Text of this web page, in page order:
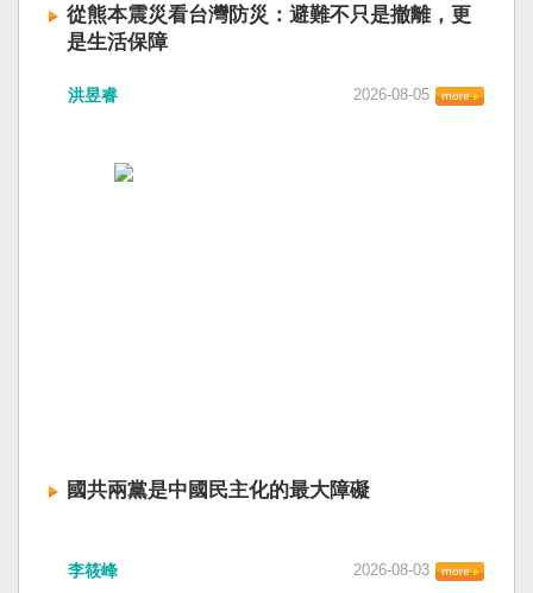
從熊本震災看台灣防災：避難不只是撤離，更
是生活保障
洪昱睿 2026-08-05
國共兩黨是中國民主化的最大障礙
李筱峰 2026-08-03